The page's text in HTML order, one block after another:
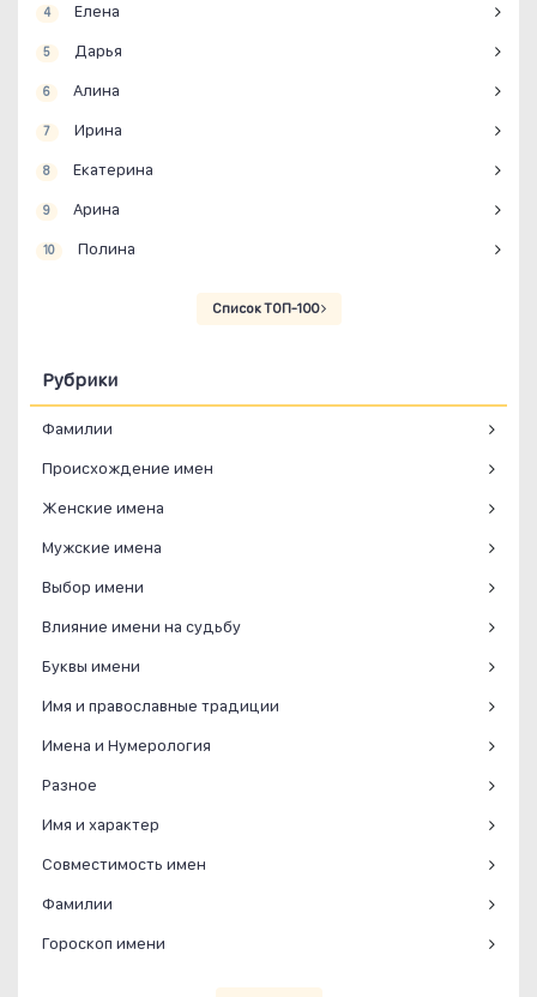
4 Елена
5 Дарья
6 Алина
7 Ирина
8 Екатерина
9 Арина
10 Полина
Список ТОП-100
Рубрики
Фамилии
Происхождение имен
Женские имена
Мужские имена
Выбор имени
Влияние имени на судьбу
Буквы имени
Имя и православные традиции
Имена и Нумерология
Разное
Имя и характер
Совместимость имен
Фамилии
Гороскоп имени